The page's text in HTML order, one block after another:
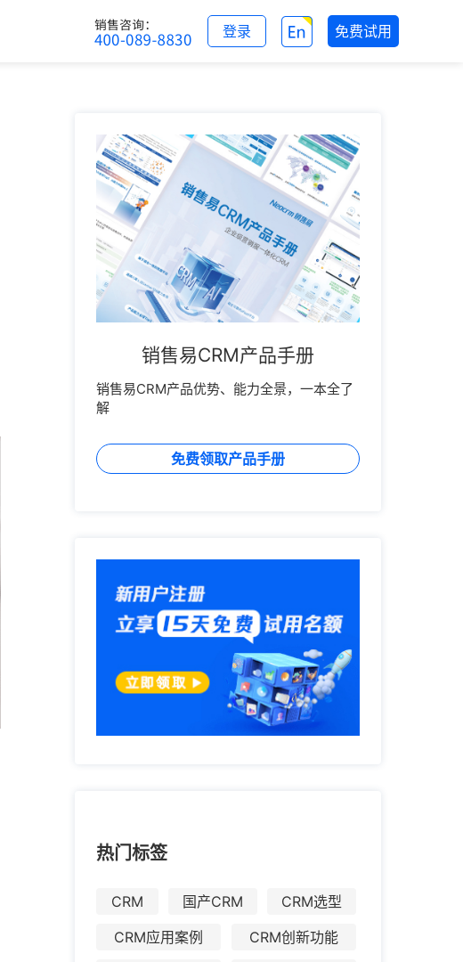
免费试用
登录
销售易CRM产品手册
销售易CRM产品优势、能力全景，一本全了
解
免费领取产品手册
热门标签
CRM 国产CRM
CRM选型
CRM应用案例
CRM创新功能